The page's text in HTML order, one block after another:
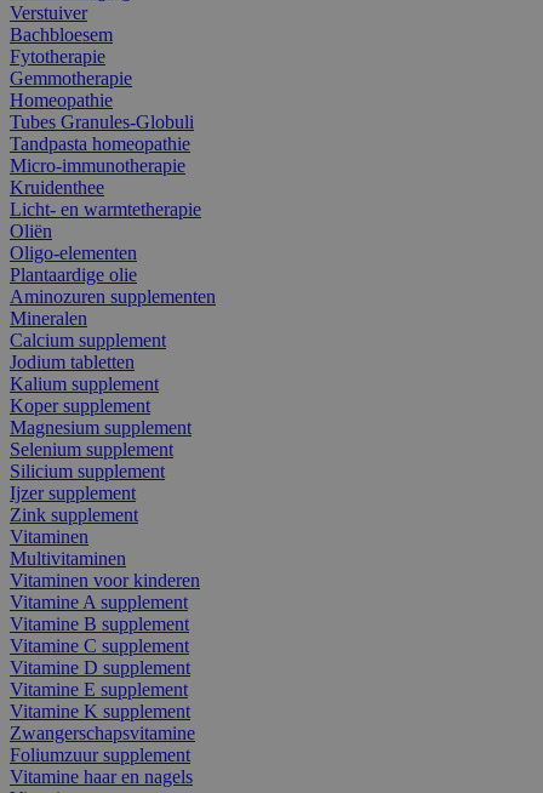
Verstuiver
Bachbloesem
Fytotherapie
Gemmotherapie
Homeopathie
Tubes Granules-Globuli
Tandpasta homeopathie
Micro-immunotherapie
Kruidenthee
Licht- en warmtetherapie
Oliën
Oligo-elementen
Plantaardige olie
Aminozuren supplementen
Mineralen
Calcium supplement
Jodium tabletten
Kalium supplement
Koper supplement
Magnesium supplement
Selenium supplement
Silicium supplement
Ijzer supplement
Zink supplement
Vitaminen
Multivitaminen
Vitaminen voor kinderen
Vitamine A supplement
Vitamine B supplement
Vitamine C supplement
Vitamine D supplement
Vitamine E supplement
Vitamine K supplement
Zwangerschapsvitamine
Foliumzuur supplement
Vitamine haar en nagels